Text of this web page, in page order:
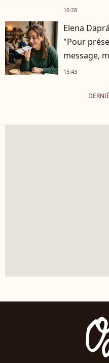
16:28
Elena
"Pour
message,
15:43